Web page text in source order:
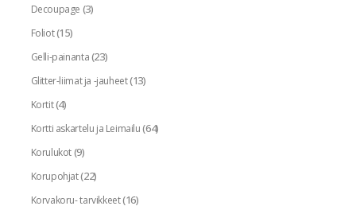
Decoupage (3)
Foliot(15)
Gelli-painanta(23)
Glitter-liimat ja -jauheet(13)
Kortit(4)
Kortti askartelu ja Leimailu(64)
Korulukot(9)
Korupohjat(22)
Korvakoru- tarvikkeet(16)